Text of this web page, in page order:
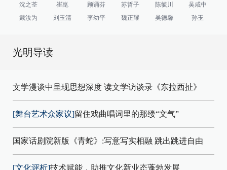
沈之荃 崔崑 顾诵芬 苏哲子 陈毓川
吴咸中
戴汝为
刘玉清 李幼平 魏正耀 吴德馨 孙玉
光明导读
文学漫谈中呈现思想深度 读文学访谈录《东拉西扯》
[舞台艺术众家议]留住戏曲唱词里的那缕“文气”
国家话剧院新版《青蛇》:写意写实相融 跳出跳进自由
[文化评析]技术赋能，助推文化新业态蓬勃发展